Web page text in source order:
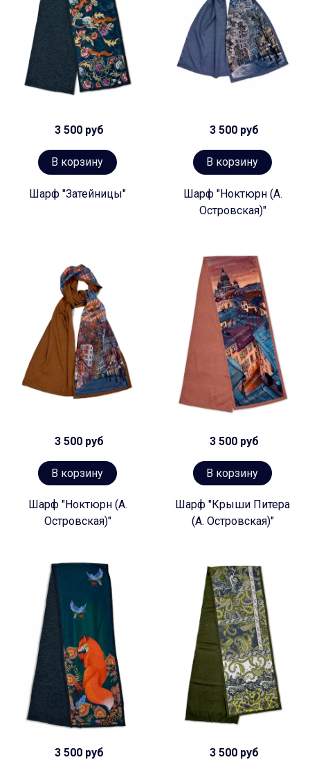
3 500 руб
В корзину
Шарф "Затейницы"
3 500 руб
В корзину
Шарф "Ноктюрн (А.
Островская)"
3 500 руб
В корзину
Шарф "Ноктюрн (А.
Островская)"
3 500 руб
В корзину
Шарф "Крыши Питера
(А. Островская)"
3 500 руб 3 500 руб